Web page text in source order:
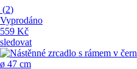
(2)
Vyprodáno
559 Kč
sledovat